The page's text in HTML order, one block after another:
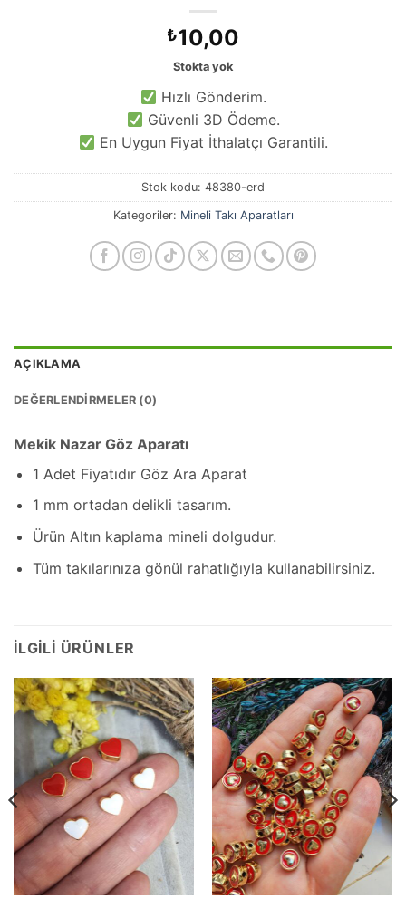
₺10,00
Stokta yok
Hızlı Gönderim.
Güvenli 3D Ödeme.
En Uygun Fiyat İthalatçı Garantili.
Stok kodu: 48380-erd
Kategoriler: Mineli Takı Aparatları
AÇIKLAMA
DEĞERLENDIRMELER (0)
Mekik Nazar Göz Aparatı
1 Adet Fiyatıdır Göz Ara Aparat
1 mm ortadan delikli tasarım.
Ürün Altın kaplama mineli dolgudur.
Tüm takılarınıza gönül rahatlığıyla kullanabilirsiniz.
İLGILI ÜRÜNLER